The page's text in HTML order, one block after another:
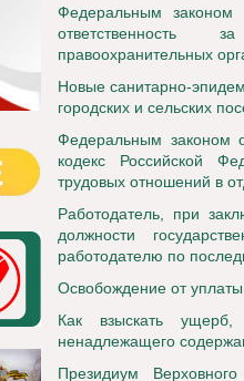
Федеральным
ответственность
правоохранительных
Новые санитарно-
городских и сельских
Федеральным законом
кодекс Российской
трудовых отношений в
Работодатель, при
должности
работодателю по
Освобождение от уплаты
Как взыскать ущерб,
ненадлежащего
Президиум